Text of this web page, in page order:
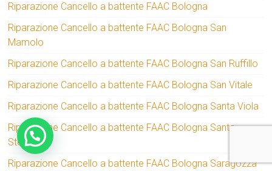
Riparazione Cancello a battente FAAC Bologna
Riparazione Cancello a battente FAAC Bologna San
Mamolo
Riparazione Cancello a battente FAAC Bologna San Ruffillo
Riparazione Cancello a battente FAAC Bologna San Vitale
Riparazione Cancello a battente FAAC Bologna Santa Viola
Riparazione Cancello a battente FAAC Bologna Santo
Stefano
Riparazione Cancello a battente FAAC Bologna Saragozza